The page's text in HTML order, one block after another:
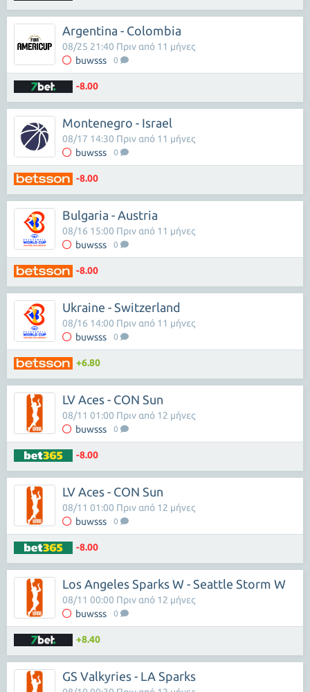
Argentina - Colombia
buwsss 0
08/25 21:40 Πριν από 11 μήνες
-8.00
Montenegro - Israel
buwsss 0
08/17 14:30 Πριν από 11 μήνες
-8.00
Bulgaria - Austria
buwsss 0
08/16 15:00 Πριν από 11 μήνες
-8.00
Ukraine - Switzerland
buwsss 0
08/16 14:00 Πριν από 11 μήνες
+6.80
LV Aces - CON Sun
buwsss 0
08/11 01:00 Πριν από 12 μήνες
-8.00
LV Aces - CON Sun
buwsss 0
08/11 01:00 Πριν από 12 μήνες
-8.00
Los Angeles Sparks W - Seattle Storm W
buwsss 0
08/11 00:00 Πριν από 12 μήνες
+8.40
GS Valkyries - LA Sparks